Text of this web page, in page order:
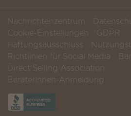
Nachrichtenzentrum
Cookie-Einstellungen
GDPR
Haftungsausschluss
Richtlinien für Social Media
Direct Selling Association
BeraterInnen-Anmeldung